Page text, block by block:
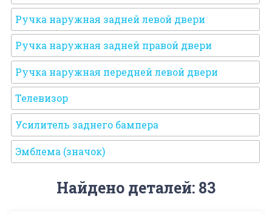
Ручка наружная задней левой двери
Ручка наружная задней правой двери
Ручка наружная передней левой двери
Телевизор
Усилитель заднего бампера
Эмблема (значок)
Найдено деталей: 83